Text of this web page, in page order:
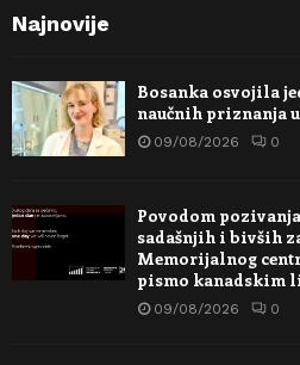
Najnovije
Bosanka osvojila
naučnih priznanja
09/08/2026 0
Povodom
sadašnjih i bivših
Memorijalnog
pismo kanadskim
09/08/2026 0